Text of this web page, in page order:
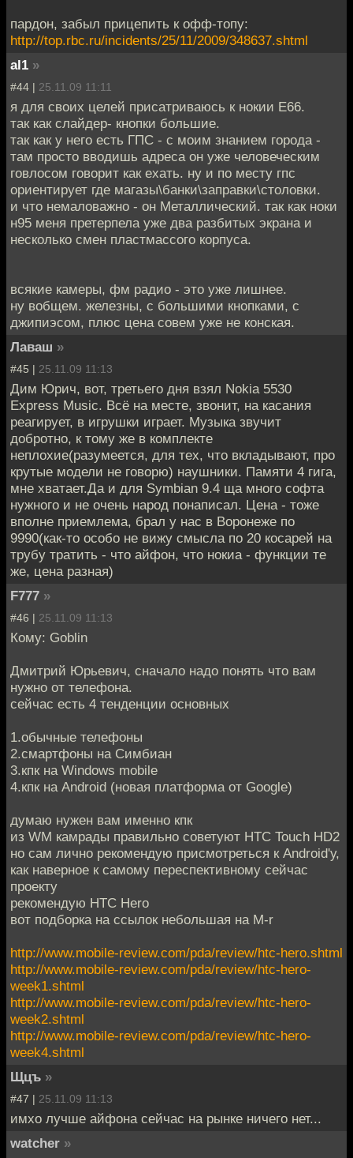
пардон, забыл прицепить к офф-топу:
http://top.rbc.ru/incidents/25/11/2009/348637.shtml
al1 »
#44 | 25.11.09 11:11
я для своих целей присатриваюсь к нокии E66.
так как слайдер- кнопки большие.
так как у него есть ГПС - с моим знанием города -
там просто вводишь адреса он уже человеческим
говлосом говорит как ехать. ну и по месту гпс
ориентирует где магазы\банки\заправки\столовки.
и что немаловажно - он Металлический. так как ноки
н95 меня претерпела уже два разбитых экрана и
несколько смен пластмассого корпуса.
всякие камеры, фм радио - это уже лишнее.
ну вобщем. железны, с большими кнопками, с
джипиэсом, плюс цена совем уже не конская.
Лаваш »
#45 | 25.11.09 11:13
Дим Юрич, вот, третьего дня взял Nokia 5530
Express Music. Всё на месте, звонит, на касания
реагирует, в игрушки играет. Музыка звучит
добротно, к тому же в комплекте
неплохие(разумеется, для тех, что вкладывают, про
крутые модели не говорю) наушники. Памяти 4 гига,
мне хватает.Да и для Symbian 9.4 ща много софта
нужного и не очень народ понаписал. Цена - тоже
вполне приемлема, брал у нас в Воронеже по
9990(как-то особо не вижу смысла по 20 косарей на
трубу тратить - что айфон, что нокиа - функции те
же, цена разная)
F777 »
#46 | 25.11.09 11:13
Кому: Goblin
Дмитрий Юрьевич, сначало надо понять что вам
нужно от телефона.
сейчас есть 4 тенденции основных
1.обычные телефоны
2.смартфоны на Симбиан
3.кпк на Windows mobile
4.кпк на Android (новая платформа от Google)
думаю нужен вам именно кпк
из WM камрады правильно советуют HTC Touch HD2
но сам лично рекомендую присмотреться к Android'у,
как наверное к самому переспективному cейчас
проекту
рекомендую HTC Hero
вот подборка на ссылок небольшая на M-r
http://www.mobile-review.com/pda/review/htc-hero.shtml
http://www.mobile-review.com/pda/review/htc-hero-
week1.shtml
http://www.mobile-review.com/pda/review/htc-hero-
week2.shtml
http://www.mobile-review.com/pda/review/htc-hero-
week4.shtml
Щцъ »
#47 | 25.11.09 11:13
имхо лучше айфона сейчас на рынке ничего нет...
watcher »